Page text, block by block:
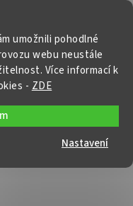
umožnili pohodlné
webu neustále
Více informací k
- ZDE
Nastavení
KOŠÍK
Banner